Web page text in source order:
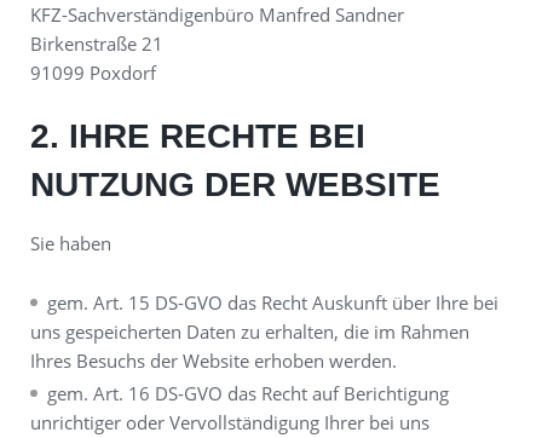
KFZ-Sachverständigenbüro Manfred Sandner
Birkenstraße 21
91099 Poxdorf
2. IHRE RECHTE BEI
NUTZUNG DER WEBSITE
Sie haben
gem. Art. 15 DS-GVO das Recht Auskunft über Ihre bei
uns gespeicherten Daten zu erhalten, die im Rahmen
Ihres Besuchs der Website erhoben werden.
gem. Art. 16 DS-GVO das Recht auf Berichtigung
unrichtiger oder Vervollständigung Ihrer bei uns